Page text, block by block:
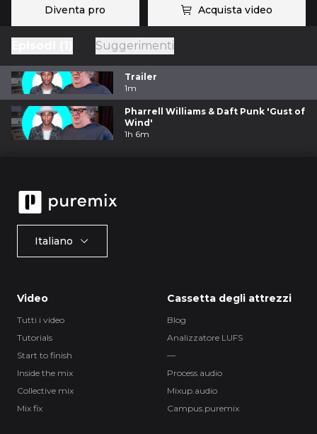
Diventa pro Acquista video
Suggerimenti
Trailer
1m
Pharrell Williams & Daft Punk 'Gust of
Wind'
1h 6m
Italiano
Video
Tutti i video
Tutorials
Start to finish
Inside the mix
Collective mix
Mix fix
Cassetta degli attrezzi
Blog
Analizzatore LUFS
—
Process.audio
Mixup.audio
Campus.puremix